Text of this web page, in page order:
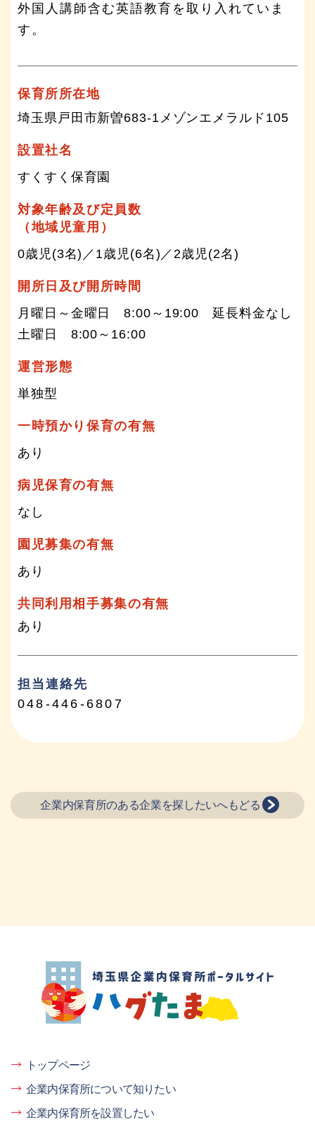
外国人講師含む英語教育を取り入れていま
す。
保育所所在地
埼玉県戸田市新曽683-1メゾンエメラルド105
設置社名
すくすく保育園
対象年齢及び定員数
（地域児童用）
0歳児(3名)／1歳児(6名)／2歳児(2名)
開所日及び開所時間
月曜日～金曜日 8:00～19:00 延長料金なし
土曜日 8:00～16:00
運営形態
単独型
一時預かり保育の有無
あり
病児保育の有無
なし
園児募集の有無
あり
共同利用相手募集の有無
あり
担当連絡先
048-446-6807
企業内保育所のある企業を探したいへもどる
埼玉県企業内保育所ポータルサイト ハグ
たま
トップページ
企業内保育所について知りたい
企業内保育所を設置したい